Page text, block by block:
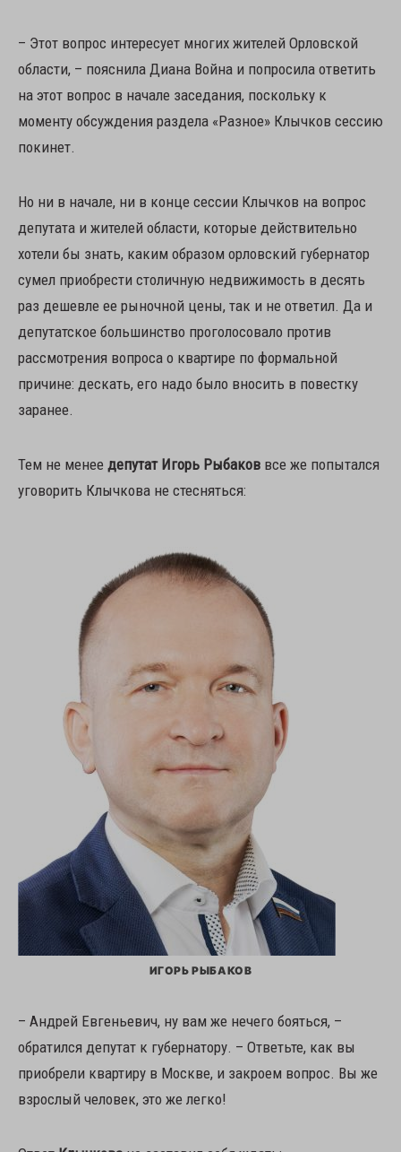
– Этот вопрос интересует многих жителей Орловской
области, – пояснила Диана Война и попросила ответить
на этот вопрос в начале заседания, поскольку к
моменту обсуждения раздела «Разное» Клычков сессию
покинет.
Но ни в начале, ни в конце сессии Клычков на вопрос
депутата и жителей области, которые действительно
хотели бы знать, каким образом орловский губернатор
сумел приобрести столичную недвижимость в десять
раз дешевле ее рыночной цены, так и не ответил. Да и
депутатское большинство проголосовало против
рассмотрения вопроса о квартире по формальной
причине: дескать, его надо было вносить в повестку
заранее.
Тем не менее депутат Игорь Рыбаков все же попытался
уговорить Клычкова не стесняться:
ИГОРЬ РЫБАКОВ
– Андрей Евгеньевич, ну вам же нечего бояться, –
обратился депутат к губернатору. – Ответьте, как вы
приобрели квартиру в Москве, и закроем вопрос. Вы же
взрослый человек, это же легко!